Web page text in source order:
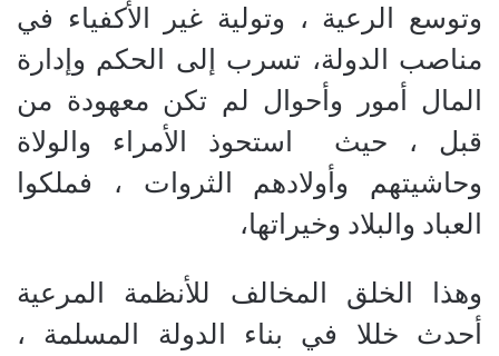
وتوسع الرعية ، وتولية غير الأكفياء في
مناصب الدولة، تسرب إلى الحكم وإدارة
المال أمور وأحوال لم تكن معهودة من
قبل ، حيث
استحوذ الأمراء والولاة
وحاشيتهم وأولادهم الثروات ، فملكوا
العباد والبلاد وخيراتها،
وهذا الخلق المخالف للأنظمة المرعية
أحدث خللا في بناء الدولة المسلمة ،